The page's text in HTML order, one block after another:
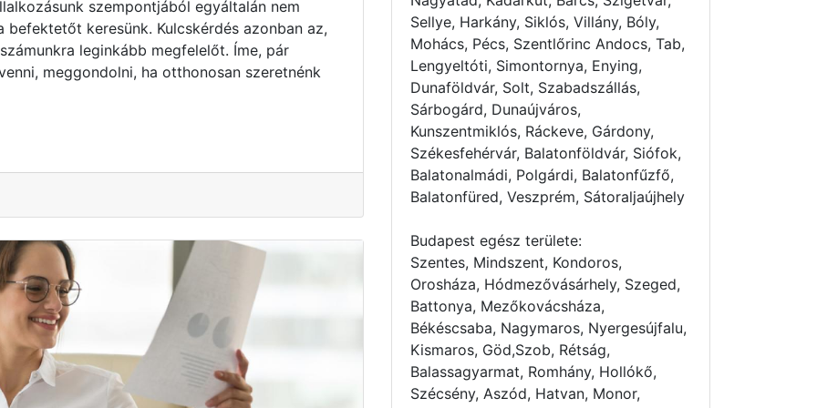
szempontjából egyáltalán nem
keresünk. Kulcskérdés azonban az,
leginkább megfelelőt. Íme, pár
meggondolni, ha otthonosan szeretnénk
Sellye, Harkány, Siklós, Villány, Bóly,
Mohács, Pécs, Szentlőrinc Andocs, Tab,
Lengyeltóti, Simontornya, Enying,
Dunaföldvár, Solt, Szabadszállás,
Sárbogárd, Dunaújváros,
Kunszentmiklós, Ráckeve, Gárdony,
Székesfehérvár, Balatonföldvár, Siófok,
Balatonalmádi, Polgárdi, Balatonfűzfő,
Balatonfüred, Veszprém, Sátoraljaújhely
Budapest egész területe:
Szentes, Mindszent, Kondoros,
Orosháza, Hódmezővásárhely, Szeged,
Battonya, Mezőkovácsháza,
Békéscsaba, Nagymaros, Nyergesújfalu,
Kismaros, Göd,Szob, Rétság,
Balassagyarmat, Romhány, Hollókő,
Szécsény, Aszód, Hatvan, Monor,